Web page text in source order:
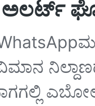
ಅಲರ್ಟ್